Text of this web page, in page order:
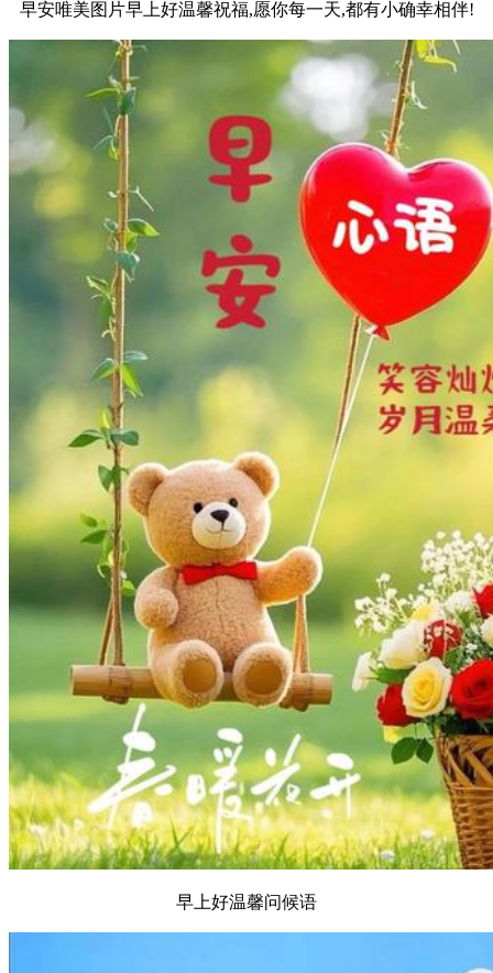
早安唯美图片早上好温馨祝福,愿你每一天,都有小确幸相伴!
早上好温馨问候语